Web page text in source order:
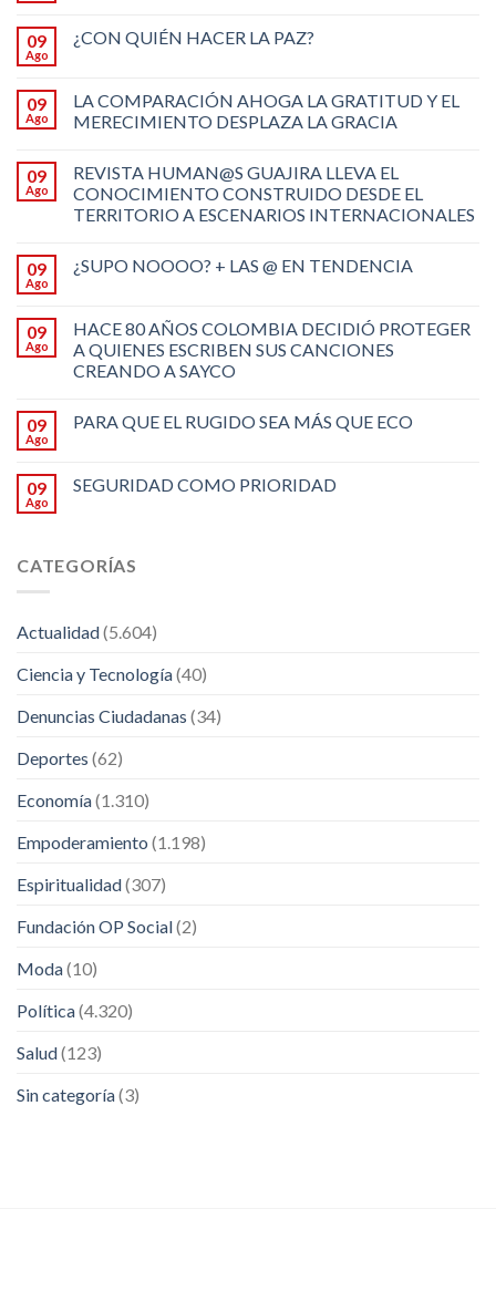
09
Ago
¿CON QUIÉN HACER LA PAZ?
09
Ago
LA COMPARACIÓN AHOGA LA GRATITUD Y EL
MERECIMIENTO DESPLAZA LA GRACIA
09
Ago
REVISTA HUMAN@S GUAJIRA LLEVA EL
CONOCIMIENTO CONSTRUIDO DESDE EL
TERRITORIO A ESCENARIOS INTERNACIONALES
09
Ago
¿SUPO NOOOO? + LAS @ EN TENDENCIA
09
Ago
HACE 80 AÑOS COLOMBIA DECIDIÓ PROTEGER
A QUIENES ESCRIBEN SUS CANCIONES
CREANDO A SAYCO
09
Ago
PARA QUE EL RUGIDO SEA MÁS QUE ECO
09
Ago
SEGURIDAD COMO PRIORIDAD
CATEGORÍAS
Actualidad(5.604)
Ciencia y Tecnología(40)
Denuncias Ciudadanas (34)
Deportes (62)
Economía(1.310)
Empoderamiento (1.198)
Espiritualidad(307)
Fundación OP Social(2)
Moda(10)
Política(4.320)
Salud(123)
Sin categoría(3)